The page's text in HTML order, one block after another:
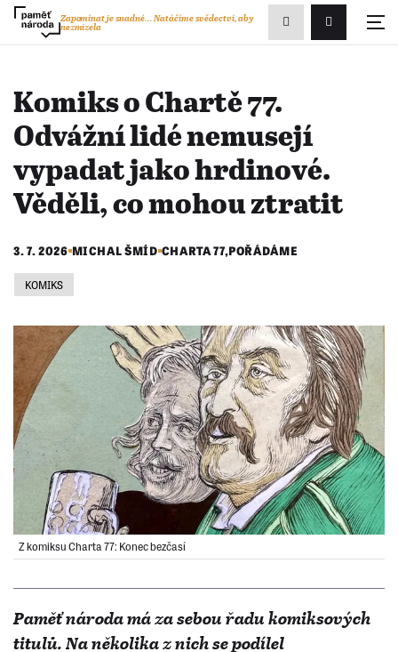
Přihlášení/
Zapomínat je snadné...Natáčíme svědectví, aby
nezmizela
Zobrazit
vyhledávání
Komiks o Chartě 77.
Odvážní lidé nemusejí
vypadat jako hrdinové.
Věděli, co mohou ztratit
3. 7. 2026 MICHAL ŠMÍD CHARTA 77,POŘÁDÁME
KOMIKS
Z komiksu Charta 77: Konec bezčasí
Paměť národa má za sebou řadu komiksových
titulů. Na několika z nich se podílel